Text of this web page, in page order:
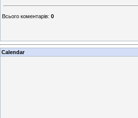
Всього коментарів: 0
Calendar